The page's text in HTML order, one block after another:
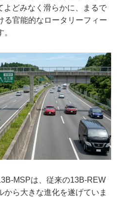
よどみなく滑らかに、まるで
る官能的なロータリーフィー
MSPは、従来の13B-REW
ら大きな進化を遂げていま